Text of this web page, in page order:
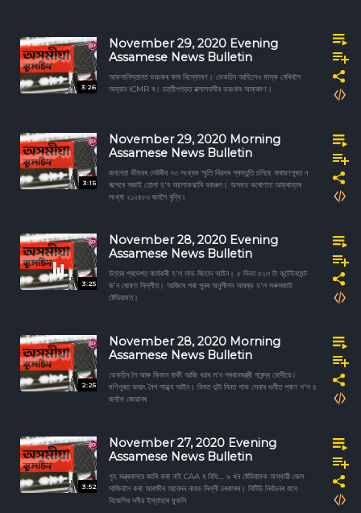
3:26
November 29, 2020 Evening
Assamese News Bulletin
আফগানিস্তানত ভয়ংকৰ কাৰ বিস্ফোৰণ। ভেকচিন আহিলেও মাস্ক নেৰিবলৈ
আহ্বান ICMR ৰ। চত্তীশগড়ত নক্সালবাদীৰ ভয়ংকৰ আক্ৰমণ।
3:15
November 29, 2020 Morning
Assamese News Bulletin
জননেতা ভীমবৰ দেউৰীৰ ৭৩ সংখ্যক স্মৃতি দিৱসৰ প্ৰস্তুতি চলিছে নাৰায়ণপুৰত ন
ৰূপেৰে সজাই তোলা হ'ব আলোকঝাৰি বনাঞ্চল। অসমত কৰোণাত আক্ৰান্তৰ
সংখ্যা ২১২৪৮৩ জনলৈ বৃদ্ধি।
3:25
November 28, 2020 Evening
Assamese News Bulletin
উত্তৰ প্ৰদেশত কাৰ্যকৰী হ'ল লাভ জিহাদ আইন। ৫ দিনত ৫২৩ টা কন্টেইনমেন্ট
জ'ন ঘোষণা দিল্লীত। আজিৰে পৰা পুনৰ অনুশীলন আৰম্ভ হ'ল সৰুসজাই
ষ্টেডিয়ামত।
2:25
November 28, 2020 Morning
Assamese News Bulletin
ভেকচিন লৈ আৰু কিমান বাকী আজি খৱৰ ল'ব প্ৰধানমন্ত্ৰী নৰেন্দ্ৰ মোদীয়ে।
মণিপুৰত বলৱৎ নৈশ সান্ধ্য আইন। বিগত দুটা দিনত পাক সেনাৰ গুলীত প্ৰাণ গ'ল ৪
জনকৈ জোৱানৰ
3:52
November 27, 2020 Evening
Assamese News Bulletin
গৃহ মন্ত্ৰনালয়ে জাৰি কৰা নাই CAA ৰ বিধি.... ৯ খন ষ্টেডিয়ামক অস্থায়ী জেল
সাজিবলৈ কৰা আৰক্ষীৰ আবেদন নাকচ দিল্লী চৰকাৰৰ। বিটিচি নিৰ্বাচনৰ বাবে
বিজেপিৰ দলীয় ইস্তাহাৰ মুকলি